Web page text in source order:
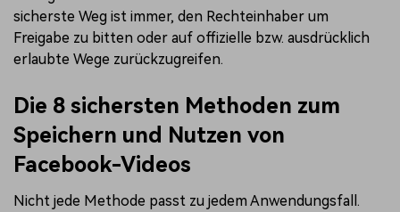
sicherste Weg ist immer, den Rechteinhaber um
Freigabe zu bitten oder auf offizielle bzw. ausdrücklich
erlaubte Wege zurückzugreifen.
Die 8 sichersten Methoden zum
Speichern und Nutzen von
Facebook-Videos
Nicht jede Methode passt zu jedem Anwendungsfall.